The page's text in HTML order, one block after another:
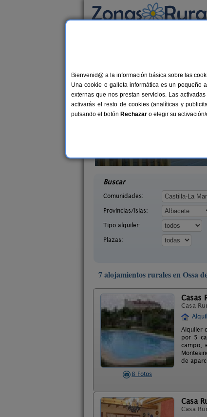
Casas Rurales en
12 €
Buscar
Comunidades:
Provincias/Islas:
Tipo alquiler:
Plazas:
7 alojamientos rurales en Ossa
8 Fotos
Casas
Casa
Alquiler
por 5
campo,
de
Casa
Casa
Bienvenid@ a la información básica sobre las
Una cookie o galleta informática es un pequeño
externas que nos prestan servicios. Las
activarás el resto de cookies (analíticas y
pulsando el botón Rechazar o elegir su